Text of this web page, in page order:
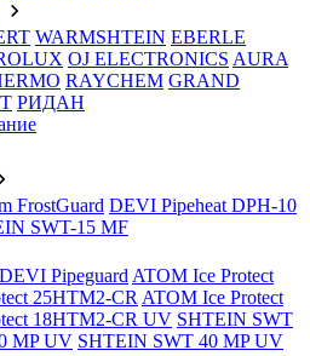
WARMSHTEIN EBERLE
OJ ELECTRONICS AURA
RAYCHEM GRAND
РИДАН
FrostGuard DEVI Pipeheat DPH-10
SWT-15 MF
DEVI Pipeguard ATOM Ice Protect
25HTM2-CR ATOM Ice Protect
18HTM2-CR UV SHTEIN SWT
MP UV SHTEIN SWT 40 MP UV